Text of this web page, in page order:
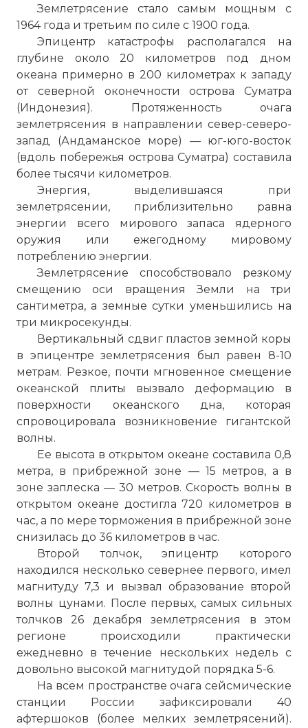
Землетрясение стало самым мощным с
1964 года и третьим по силе с 1900 года.
Эпицентр катастрофы располагался на
глубине около 20 километров под дном
океана примерно в 200 километрах к западу
от северной оконечности острова Суматра
(Индонезия). Протяженность очага
землетрясения в направлении север-северо-
запад (Андаманское море) — юг-юго-восток
(вдоль побережья острова Суматра) составила
более тысячи километров.
Энергия, выделившаяся при
землетрясении, приблизительно равна
энергии всего мирового запаса ядерного
оружия или ежегодному мировому
потреблению энергии.
Землетрясение способствовало резкому
смещению оси вращения Земли на три
сантиметра, а земные сутки уменьшились на
три микросекунды.
Вертикальный сдвиг пластов земной коры
в эпицентре землетрясения был равен 8-10
метрам. Резкое, почти мгновенное смещение
океанской плиты вызвало деформацию в
поверхности океанского дна, которая
спровоцировала возникновение гигантской
волны.
Ее высота в открытом океане составила 0,8
метра, в прибрежной зоне — 15 метров, а в
зоне заплеска — 30 метров. Скорость волны в
открытом океане достигла 720 километров в
час, а по мере торможения в прибрежной зоне
снизилась до 36 километров в час.
Второй толчок, эпицентр которого
находился несколько севернее первого, имел
магнитуду 7,3 и вызвал образование второй
волны цунами. После первых, самых сильных
толчков 26 декабря землетрясения в этом
регионе происходили практически
ежедневно в течение нескольких недель с
довольно высокой магнитудой порядка 5-6.
На всем пространстве очага сейсмические
станции России зафиксировали 40
афтершоков (более мелких землетрясений).